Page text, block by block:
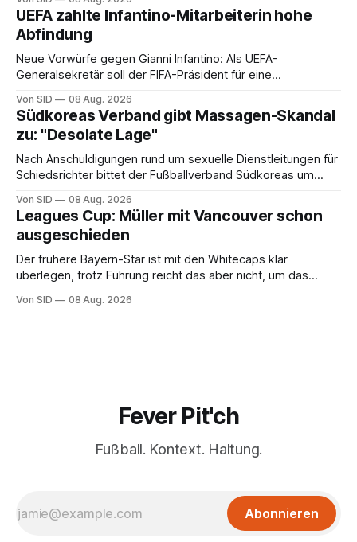
UEFA zahlte Infantino-Mitarbeiterin hohe
Abfindung
Neue Vorwürfe gegen Gianni Infantino: Als UEFA-
Generalsekretär soll der FIFA-Präsident für eine
Von SID 08 Aug. 2026
Südkoreas Verband gibt Massagen-Skandal
zu: "Desolate Lage"
Nach Anschuldigungen rund um sexuelle Dienstleitungen für
Schiedsrichter bittet der Fußballverband Südkoreas um
Von SID 08 Aug. 2026
Leagues Cup: Müller mit Vancouver schon
ausgeschieden
Der frühere Bayern-Star ist mit den Whitecaps klar
überlegen, trotz Führung reicht das aber nicht, um das
Von SID 08 Aug. 2026
Fever Pit'ch
Fußball. Kontext. Haltung.
Abonnieren